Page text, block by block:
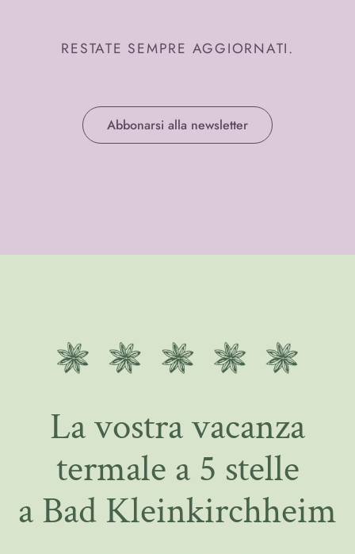
RESTATE SEMPRE AGGIORNATI.
Abbonarsi alla newsletter
La vostra vacanza
termale a 5 stelle
a Bad Kleinkirchheim